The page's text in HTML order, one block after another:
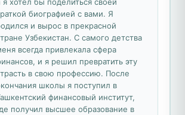
биографией с вами. Я
и вырос в прекрасной
Узбекистан. С самого детства
всегда привлекала сфера
и я решил превратить эту
в свою профессию. После
школы я поступил в
финансовый институт,
получил высшее образование в